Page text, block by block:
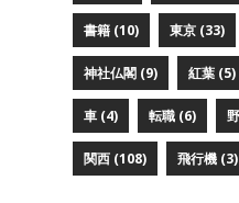
書籍 (10) 東京 (33)
神社仏閣 (9) 紅葉 (5)
車 (4) 転職 (6)
関西 (108) 飛行機 (3)